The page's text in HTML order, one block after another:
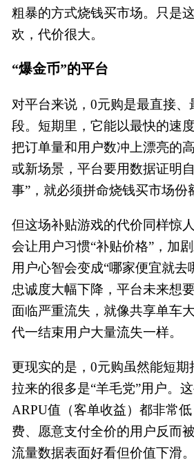
粗暴的方式烧钱买市场。只是
欢，代价很大。
“爆金币”的平台
对平台来说，0元购是最直接
段。短期里，它能以最快的速
把订单量和用户数冲上漂亮的
或新场景，平台要用数据证明
事”，就必须拼命烧钱买市场份
但这场补贴游戏的代价同样惊
会让用户习惯“补贴价格”，加
用户心智会变成“哪家便宜就去
忠诚度大幅下降，平台未来想
面临严重流失，就像共享单车
代一结束用户大量流失一样。
更现实的是，0元购虽然能短期
拉来的很多是“羊毛党”用户。
ARPU值（客单收益）都非常
费、愿意支付全价的用户反而
流量数据表面好看但价值下滑。